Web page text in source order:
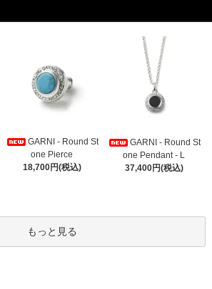
GARNI - Round St
one Pierce
18,700円(税込)
GARNI - Round St
one Pendant - L
37,400円(税込)
もっと見る